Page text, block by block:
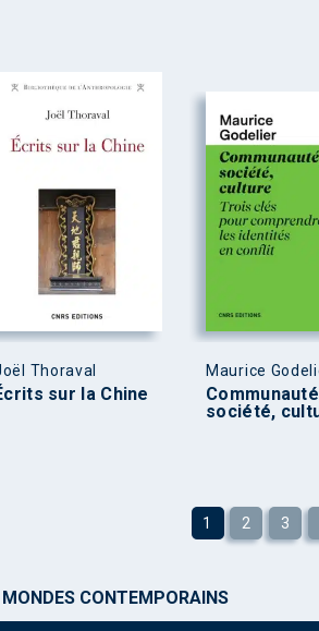
Thoraval
sur la Chine
Maurice
société,
1 2 3
CONTEMPORAINS